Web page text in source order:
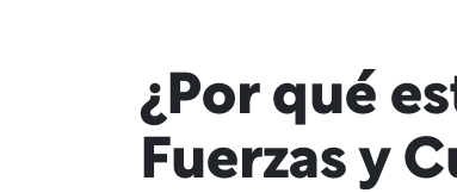
¿Por qué
Fuerzas y